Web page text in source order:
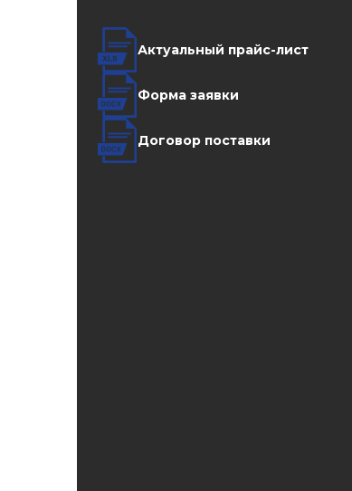
Актуальный прайс-лист
Форма заявки
Договор поставки